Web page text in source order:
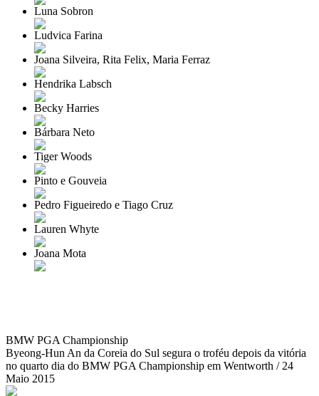
Luna Sobron
Ludvica Farina
Joana Silveira, Rita Felix, Maria Ferraz
Hendrika Labsch
Becky Harries
Bárbara Neto
Tiger Woods
Pinto e Gouveia
Pedro Figueiredo e Tiago Cruz
Lauren Whyte
Joana Mota
BMW PGA Championship
Byeong-Hun An da Coreia do Sul segura o troféu depois da vitória
no quarto dia do BMW PGA Championship em Wentworth / 24
Maio 2015